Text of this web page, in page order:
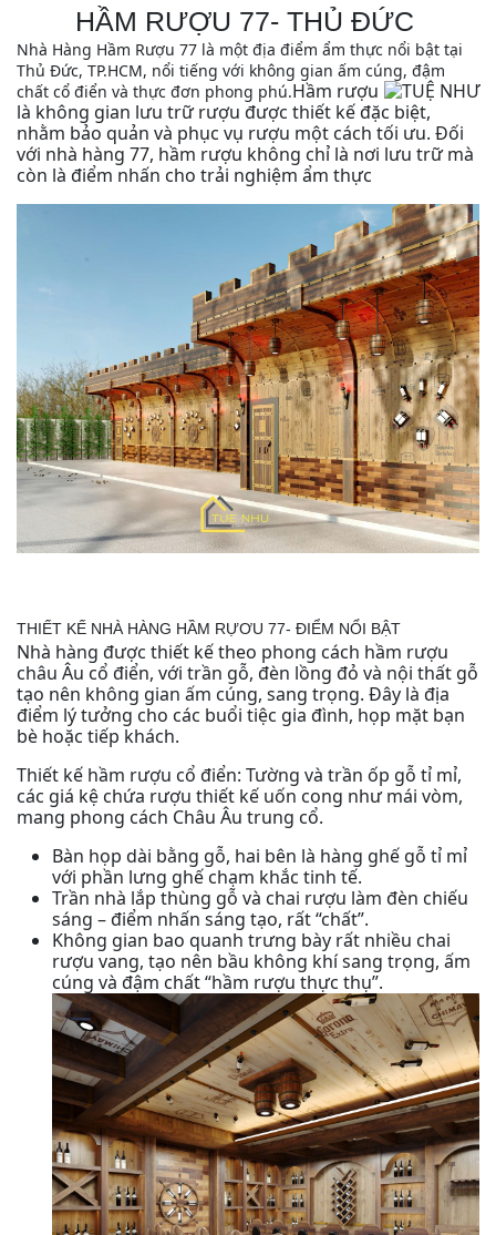
HẦM RƯỢU 77- THỦ ĐỨC
Nhà Hàng Hầm Rượu 77 là một địa điểm ẩm thực nổi bật tại
Thủ Đức, TP.HCM, nổi tiếng với không gian ấm cúng, đậm
chất cổ điển và thực đơn phong phú.Hầm rượu
là không gian lưu trữ rượu được thiết kế đặc biệt,
nhằm bảo quản và phục vụ rượu một cách tối ưu. Đối
với nhà hàng 77, hầm rượu không chỉ là nơi lưu trữ mà
còn là điểm nhấn cho trải nghiệm ẩm thực
THIẾT KẾ NHÀ HÀNG HẦM RỰƠU 77- ĐIỂM NỔI BẬT
Nhà hàng được thiết kế theo phong cách hầm rượu
châu Âu cổ điển, với trần gỗ, đèn lồng đỏ và nội thất gỗ
tạo nên không gian ấm cúng, sang trọng. Đây là địa
điểm lý tưởng cho các buổi tiệc gia đình, họp mặt bạn
bè hoặc tiếp khách.
Thiết kế hầm rượu cổ điển: Tường và trần ốp gỗ tỉ mỉ,
các giá kệ chứa rượu thiết kế uốn cong như mái vòm,
mang phong cách Châu Âu trung cổ.
Bàn họp dài bằng gỗ, hai bên là hàng ghế gỗ tỉ mỉ
với phần lưng ghế chạm khắc tinh tế.
Trần nhà lắp thùng gỗ và chai rượu làm đèn chiếu
sáng – điểm nhấn sáng tạo, rất “chất”.
Không gian bao quanh trưng bày rất nhiều chai
rượu vang, tạo nên bầu không khí sang trọng, ấm
cúng và đậm chất “hầm rượu thực thụ”.